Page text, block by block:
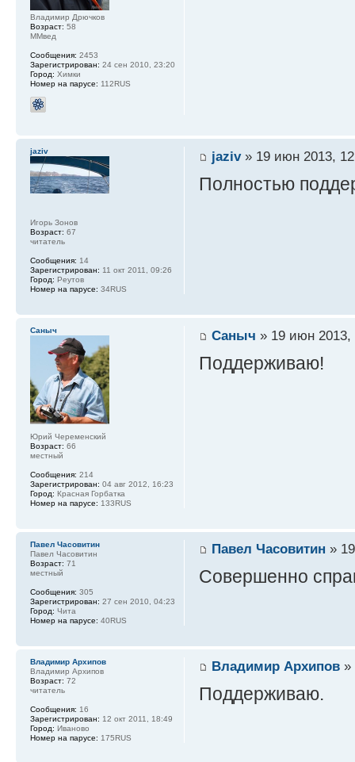
Владимир Дрючков
Возраст: 58
ММвед
Сообщения: 2453
Зарегистрирован: 24 сен 2010, 23:20
Город: Химки
Номер на парусе: 112RUS
jaziv» 19 июн 2013,
Полностью
jaziv
Игорь Зонов
Возраст: 67
читатель
Сообщения: 14
Зарегистрирован: 11 окт 2011, 09:26
Город: Реутов
Номер на парусе: 34RUS
Саныч » 19 июн 2013,
Поддерживаю!
Саныч
Юрий Череменский
Возраст: 66
местный
Сообщения: 214
Зарегистрирован: 04 авг 2012, 16:23
Город: Красная Горбатка
Номер на парусе: 133RUS
Павел Часовитин »
Совершенно
Павел Часовитин
Павел Часовитин
Возраст: 71
местный
Сообщения: 305
Зарегистрирован: 27 сен 2010, 04:23
Город: Чита
Номер на парусе: 40RUS
Владимир Архипов»
Поддерживаю.
Владимир Архипов
Владимир Архипов
Возраст: 72
читатель
Сообщения: 16
Зарегистрирован: 12 окт 2011, 18:49
Город: Иваново
Номер на парусе: 175RUS